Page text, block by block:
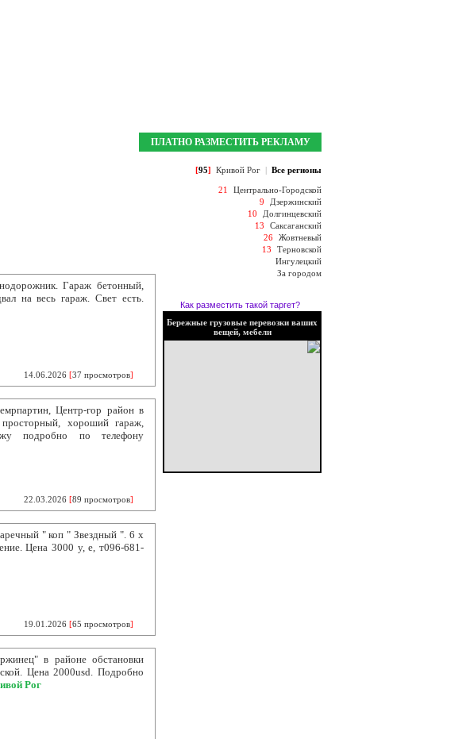
ПЛАТНО РАЗМЕСТИТЬ РЕКЛАМУ
[95] Кривой Рог | Все регионы
Гараж бетонный,
на весь гараж. Свет есть.
14.06.2026 [37 просмотров]
Центр-гор район в
хороший гараж,
подробно по телефону
22.03.2026 [89 просмотров]
" коп " Звездный ". 6 х
Цена 3000 у, е, т096-681-
19.01.2026 [65 просмотров]
в районе обстановки
Цена 2000usd. Подробно
Рог
21
Центрально-Городской
9
Дзержинский
10
Долгинцевский
13
Саксаганский
26 Жовтневый
13
Терновской
Ингулецкий
За городом
Как разместить такой таргет?
Бережные грузовые перевозки ваших
вещей, мебели